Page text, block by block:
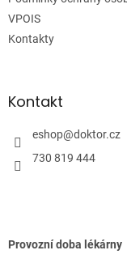
VPOIS
Kontakty
Kontakt
eshop@doktor.cz
730 819 444
Provozní doba lékárny